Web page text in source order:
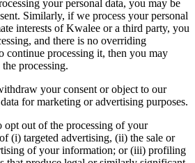
your personal data, you may be
Similarly, if we process your personal
interests of Kwalee or a third party, you
and there is no overriding
continue processing it, then you may
processing.
your consent or object to our
for marketing or advertising purposes.
opt out of the processing of your
(i) targeted advertising, (ii) the sale or
of your information; or (iii) profiling